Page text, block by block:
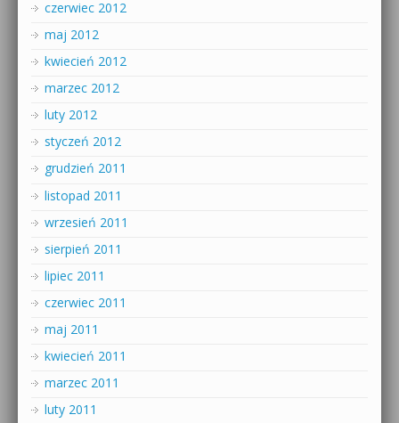
czerwiec 2012
maj 2012
kwiecień 2012
marzec 2012
luty 2012
styczeń 2012
grudzień 2011
listopad 2011
wrzesień 2011
sierpień 2011
lipiec 2011
czerwiec 2011
maj 2011
kwiecień 2011
marzec 2011
luty 2011